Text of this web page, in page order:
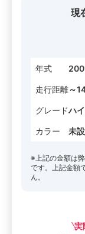
現
年式
走行距離～
グレードハ
カラー 未
※上記の金額は
です。上記金額
ん。
実